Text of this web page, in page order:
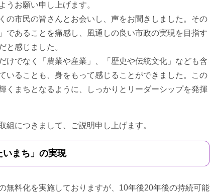
うお願い申し上げます。
市民の皆さんとお会いし、声をお聞きしました。その
であることを痛感し、風通しの良い市政の実現を目指す
と感じました。
でなく「農業や産業」、「歴史や伝統文化」なども含
いることも、身をもって感じることができました。この
くまちとなるように、しっかりとリーダーシップを発揮
につきまして、ご説明申し上げます。
まち」の実現
料化を実施しておりますが、10年後20年後の持続可能